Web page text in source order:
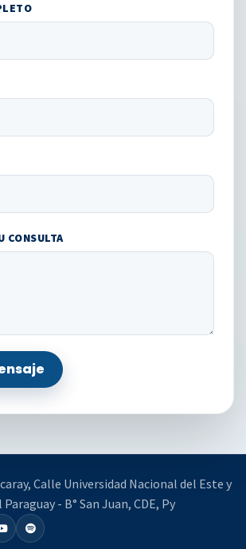
CONSULTA
Calle Universidad Nacional del Este y
Paraguay - B° San Juan, CDE, Py